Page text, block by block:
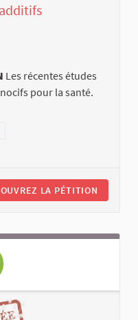
Les récentes études
pour la santé.
LA PÉTITION